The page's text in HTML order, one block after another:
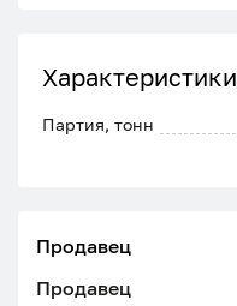
Характеристики
Партия, тонн
Продавец
Продавец